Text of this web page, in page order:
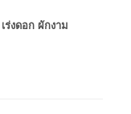
ร่งดอก ผักงาม